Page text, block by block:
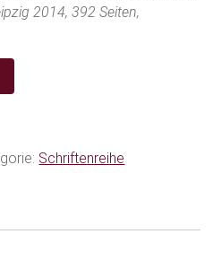
2014, 392 Seiten,
Schriftenreihe